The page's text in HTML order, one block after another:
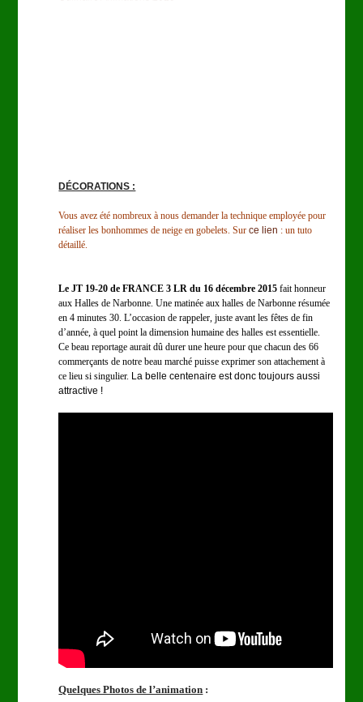
DÉCORATIONS :
Vous avez été nombreux à nous demander la technique employée pour
réaliser les bonhommes de neige en gobelets. Surce lien : un tuto
détaillé.
Le JT 19-20 de FRANCE 3 LR du 16 décembre 2015fait honneur
aux Halles de Narbonne. Une matinée aux halles de Narbonne résumée
en 4 minutes 30. L’occasion de rappeler, juste avant les fêtes de fin
d’année, à quel point la dimension humaine des halles est essentielle.
Ce beau reportage aurait dû durer une heure pour que chacun des 66
commerçants de notre beau marché puisse exprimer son attachement à
ce lieu si singulier. La belle centenaire est donc toujours aussi
attractive !
Quelques Photos de l’animation :